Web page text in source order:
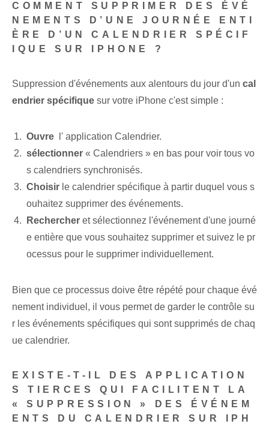
COMMENT SUPPRIMER DES ÉVÉ
NEMENTS D’UNE JOURNÉE ENTI
ÈRE D’UN CALENDRIER SPÉCIF
IQUE SUR IPHONE ?
Suppression d'événements aux alentours du jour d'un cal
endrier spécifique sur votre iPhone c'est simple :
Ouvre ⁤ l'⁤ application Calendrier.
sélectionner « Calendriers » en bas pour voir tous vo
s calendriers synchronisés.
Choisir le calendrier spécifique à partir duquel vous s
ouhaitez supprimer des événements.
Rechercher et⁣ sélectionnez l'événement⁢ d'une journé
e entière⁢ que vous souhaitez supprimer et‌ suivez le pr
ocessus pour le supprimer individuellement.
Bien que ce processus doive être répété pour chaque évé
nement individuel, il vous permet de garder le contrôle su
r les événements spécifiques qui sont supprimés de chaq
ue calendrier.
EXISTE-T-IL DES APPLICATION
S TIERCES QUI FACILITENT LA
« SUPPRESSION » DES ÉVÉNEM
ENTS DU CALENDRIER SUR IPH